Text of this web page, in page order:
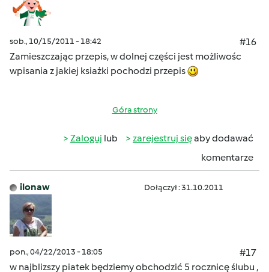
sob., 10/15/2011 - 18:42
#16
Zamieszczając przepis, w dolnej części jest możliwośc
wpisania z jakiej ksiażki pochodzi przepis
Góra strony
Zaloguj lub zarejestruj sięaby dodawać
komentarze
ilonaw Dołączył : 31.10.2011
pon., 04/22/2013 - 18:05
#17
w najblizszy piatek będziemy obchodzić 5 rocznicę ślubu ,